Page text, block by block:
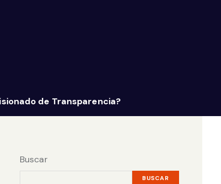
de Transparencia?
Buscar
BUSCAR